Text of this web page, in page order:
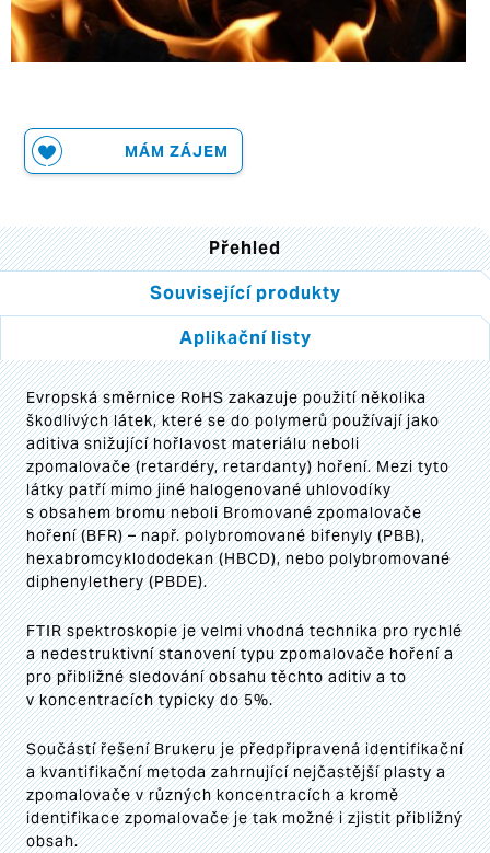
MÁM ZÁJEM
Přehled
Související produkty
Aplikační listy
Evropská směrnice RoHS zakazuje použití několika
škodlivých látek, které se do polymerů používají jako
aditiva snižující hořlavost materiálu neboli
zpomalovače (retardéry, retardanty) hoření. Mezi tyto
látky patří mimo jiné halogenované uhlovodíky
s obsahem bromu neboli Bromované zpomalovače
hoření (BFR) – např. polybromované bifenyly (PBB),
hexabromcyklododekan (HBCD), nebo polybromované
diphenylethery (PBDE).
FTIR spektroskopie je velmi vhodná technika pro rychlé
a nedestruktivní stanovení typu zpomalovače hoření a
pro přibližné sledování obsahu těchto aditiv a to
v koncentracích typicky do 5%.
Součástí řešení Brukeru je předpřipravená identifikační
a kvantifikační metoda zahrnující nejčastější plasty a
zpomalovače v různých koncentracích a kromě
identifikace zpomalovače je tak možné i zjistit přibližný
obsah.